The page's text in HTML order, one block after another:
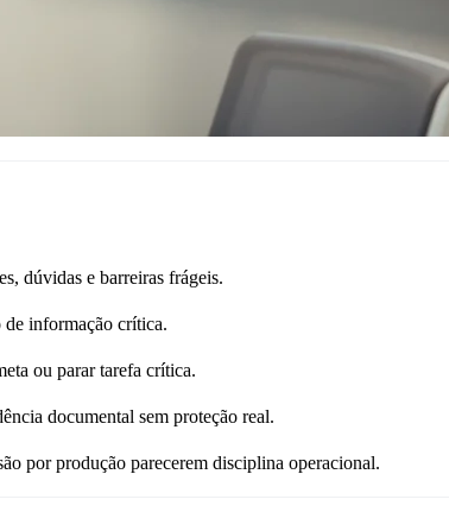
dúvidas e barreiras frágeis.
de informação crítica.
ou parar tarefa crítica.
documental sem proteção real.
por produção parecerem disciplina operacional.